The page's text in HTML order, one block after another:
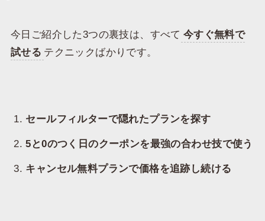
​今日ご紹介した3つの裏技は、すべて 今すぐ無料で
試せる テクニックばかりです。
セールフィルターで隠れたプランを探す
5と0のつく日のクーポンを最強の合わせ技で使う
キャンセル無料プランで価格を追跡し続ける